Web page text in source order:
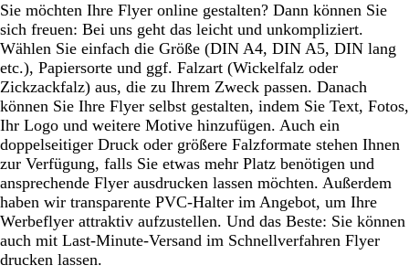
Sie möchten Ihre Flyer online gestalten? Dann können Sie
sich freuen: Bei uns geht das leicht und unkompliziert.
Wählen Sie einfach die Größe (DIN A4, DIN A5, DIN lang
etc.), Papiersorte und ggf. Falzart (Wickelfalz oder
Zickzackfalz) aus, die zu Ihrem Zweck passen. Danach
können Sie Ihre Flyer selbst gestalten, indem Sie Text, Fotos,
Ihr Logo und weitere Motive hinzufügen. Auch ein
doppelseitiger Druck oder größere Falzformate stehen Ihnen
zur Verfügung, falls Sie etwas mehr Platz benötigen und
ansprechende Flyer ausdrucken lassen möchten. Außerdem
haben wir transparente PVC-Halter im Angebot, um Ihre
Werbeflyer attraktiv aufzustellen. Und das Beste: Sie können
auch mit Last-Minute-Versand im Schnellverfahren Flyer
drucken lassen.